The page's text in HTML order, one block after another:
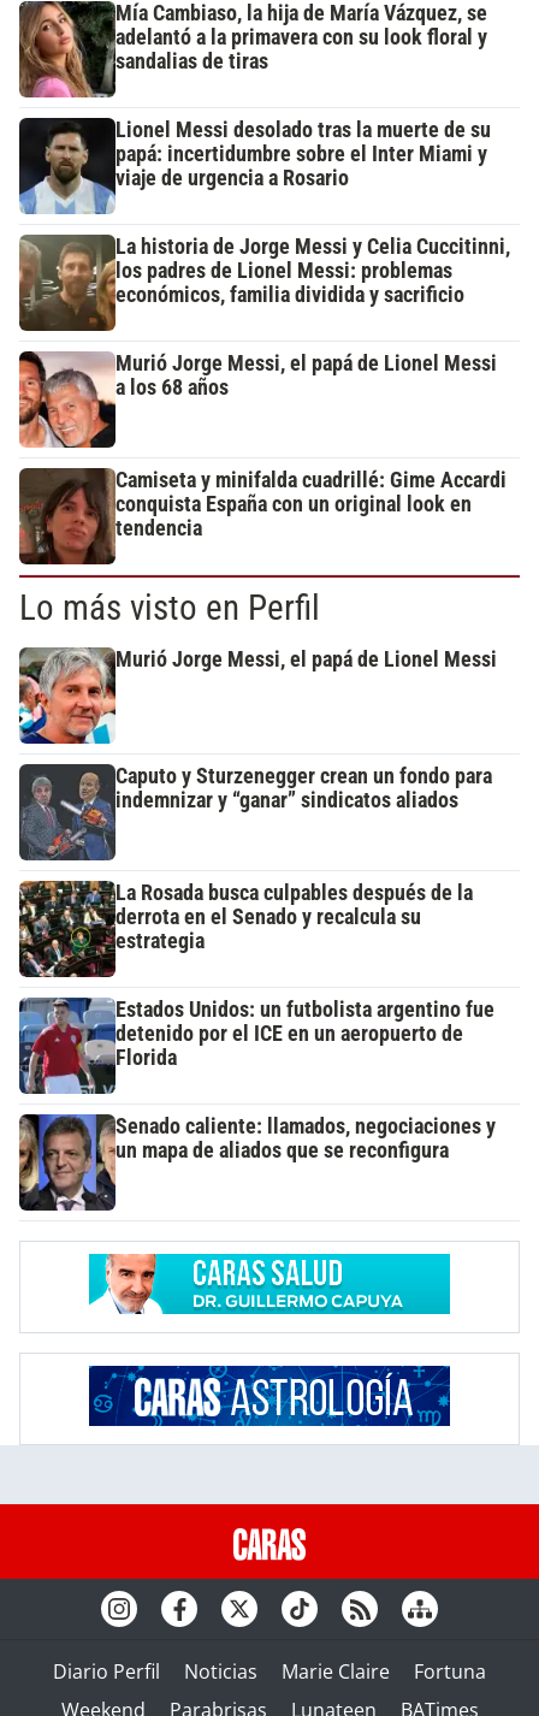
Mía Cambiaso, la hija de María Vázquez, se
adelantó a la primavera con su look floral y
sandalias de tiras
Lionel Messi desolado tras la muerte de su
papá: incertidumbre sobre el Inter Miami y
viaje de urgencia a Rosario
La historia de Jorge Messi y Celia Cuccitinni,
los padres de Lionel Messi: problemas
económicos, familia dividida y sacrificio
Murió Jorge Messi, el papá de Lionel Messi
a los 68 años
Camiseta y minifalda cuadrillé: Gime Accardi
conquista España con un original look en
tendencia
Lo más visto en Perfil
Murió Jorge Messi, el papá de Lionel Messi
Caputo y Sturzenegger crean un fondo para
indemnizar y “ganar” sindicatos aliados
La Rosada busca culpables después de la
derrota en el Senado y recalcula su
estrategia
Estados Unidos: un futbolista argentino fue
detenido por el ICE en un aeropuerto de
Florida
Senado caliente: llamados, negociaciones y
un mapa de aliados que se reconfigura
Diario Perfil Noticias Marie Claire
Fortuna
Weekend
Parabrisas Lunateen BATimes